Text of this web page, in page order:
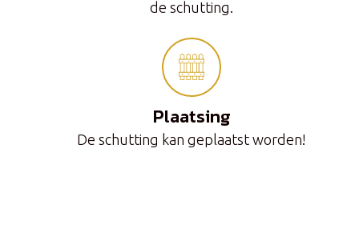
de schutting.
Plaatsing
De schutting kan geplaatst worden!